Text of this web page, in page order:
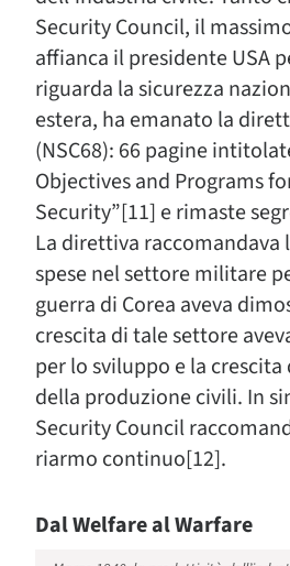
Security Council, il
affianca il presidente USA
riguarda la sicurezza
estera, ha emanato la
(NSC68): 66 pagine
Objectives and Programs
Security”[11] e rimaste
La direttiva raccomandava
spese nel settore militare
guerra di Corea aveva
crescita di tale settore
per lo sviluppo e la
della produzione civili. In
Security Council
riarmo continuo[12].
Dal Welfare al Warfare